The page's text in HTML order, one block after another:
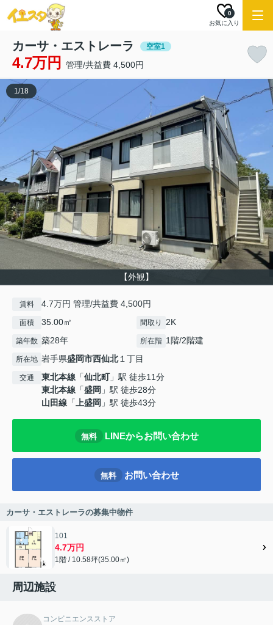
お気に入り
0
カーサ・エストレーラ 空室1
4.7万円 管理/共益費 4,500円
【外観】
1/18
賃料 4.7万円 管理/共益費 4,500円
面積 35.00㎡ 間取り 2K
築年数 築28年 所在階 1階/2階建
所在地 岩手県盛岡市西仙北１丁目
交通 東北本線 「仙北町」駅 徒歩11分
東北本線 「盛岡 」駅 徒歩28分
山田線 「上盛岡 」駅 徒歩43分
無料 LINEからお問い合わせ
無料 お問い合わせ
カーサ・エストレーラの募集中物件
101
4.7万円
1階 / 10.58坪(35.00㎡)
周辺施設
コンビニエンスストア